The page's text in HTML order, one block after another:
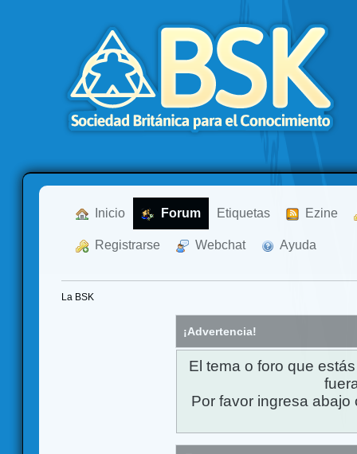
Inicio Forum Etiquetas Ezine
Registrarse Webchat Ayuda
La BSK
¡Advertencia!
El tema o foro que
Por favor ingresa